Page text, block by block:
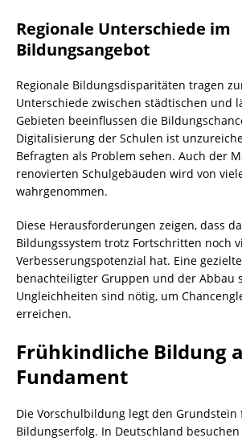
Regionale Unterschiede im
Bildungsangebot
Regionale Bildungsdisparitäten tragen
Unterschiede zwischen städtischen und
Gebieten beeinflussen die
Digitalisierung der Schulen ist
Befragten als Problem sehen. Auch der
renovierten Schulgebäuden wird von
wahrgenommen.
Diese Herausforderungen zeigen, dass
Bildungssystem trotz Fortschritten noch
Verbesserungspotenzial hat. Eine
benachteiligter Gruppen und der Abbau
Ungleichheiten sind nötig, um
erreichen.
Frühkindliche Bildung
Fundament
Die Vorschulbildung legt den
Bildungserfolg. In Deutschland